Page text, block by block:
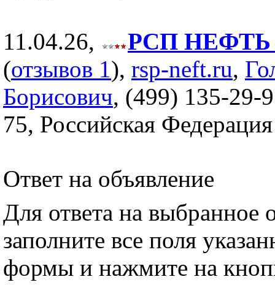
11.04.26,
РСП НЕФТЬ
(отзывов 1), rsp-neft.ru,
Борисович, (499) 135-29-
75, Российская Федерация
Ответ на объявление
Для ответа на выбранное
заполните все поля
формы и нажмите на